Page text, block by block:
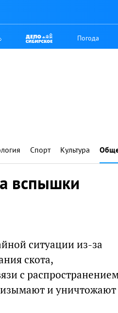
Погода
Спорт Культура
вспышки
ситуации из-за
скота,
с
изымают и уничтожают